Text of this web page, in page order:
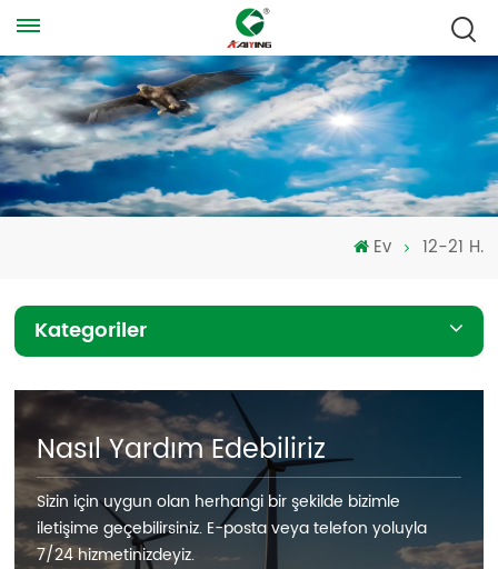
Ev 12-21 H.
Kategoriler
Nasıl Yardım Edebiliriz
Sizin için uygun olan herhangi bir şekilde bizimle
iletişime geçebilirsiniz. E-posta veya telefon yoluyla
7/24 hizmetinizdeyiz.